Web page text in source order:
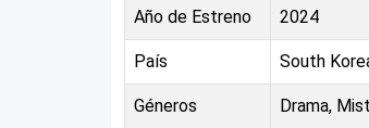
Año de Estreno 2024
País South
Géneros Drama,